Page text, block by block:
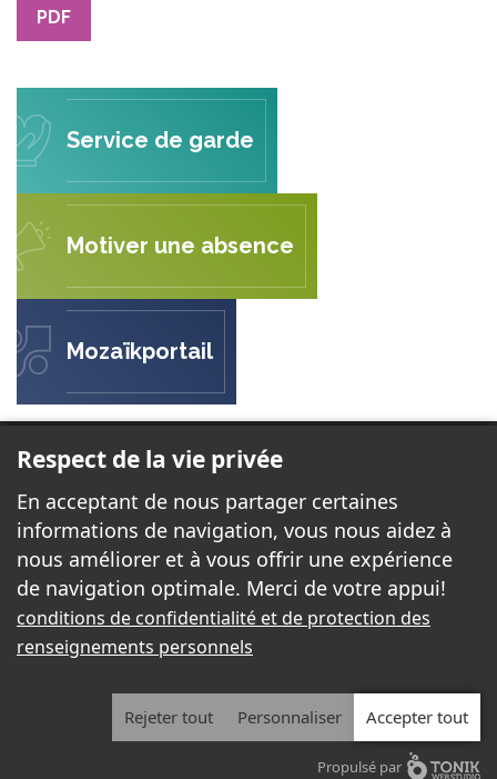
PDF
Service de garde
Motiver une absence
Mozaïkportail
ÉCOLE LE PETIT PRINCE
44, rue Juan-Les-Pins
Gatineau, QC J8T 6H2
Téléphone:819 568-3777
Télécopieur:819 568-4441
2026 - Tous droits réservés. © École Le Petit Prince
Respect de la vie privée
En acceptant de nous partager certaines
informations de navigation, vous nous aidez à
nous améliorer et à vous offrir une expérience
de navigation optimale. Merci de votre appui!
conditions de confidentialité et de protection des
renseignements personnels
Rejeter tout Personnaliser Accepter tout
Propulsé par